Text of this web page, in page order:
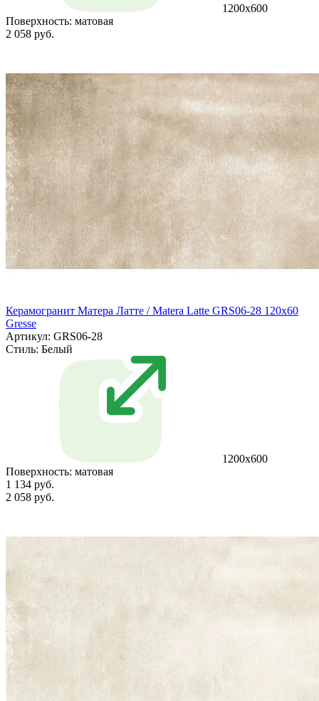
1200х600
Поверхность: матовая
2 058 руб.
Керамогранит Матера Латте / Matera Latte GRS06-28 120х60
Gresse
Артикул: GRS06-28
Стиль: Белый
1200х600
Поверхность: матовая
1 134 руб.
2 058 руб.